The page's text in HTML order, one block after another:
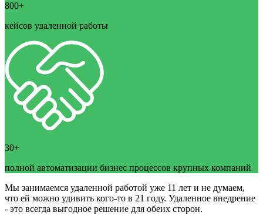
800+
кейсов удаленной работы
30+
полной автоматизации бизнес процессов крупных компаний
Мы занимаемся удаленной работой уже 11 лет и не думаем,
что ей можно удивить кого-то в 21 году. Удаленное внедрение
- это всегда выгодное решение для обеих сторон.